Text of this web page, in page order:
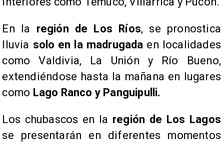
​En la región de Los Ríos, se pronostica
lluvia solo en la madrugada en localidades
como Valdivia, La Unión y Río Bueno,
extendiéndose hasta la mañana en lugares
como Lago Ranco y Panguipulli.
​Los chubascos en la región de Los Lagos
se presentarán en diferentes momentos